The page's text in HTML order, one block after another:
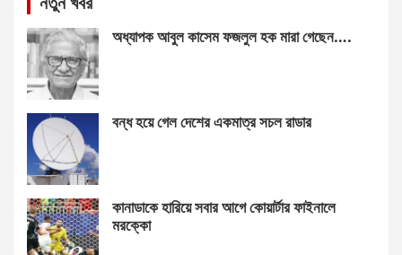
অধ্যাপক আবুল কাসেম ফজলুল হক মারা গেছেন….
বন্ধ হয়ে গেল দেশের একমাত্র সচল রাডার
কানাডাকে হারিয়ে সবার আগে কোয়ার্টার ফাইনালে
মরক্কো